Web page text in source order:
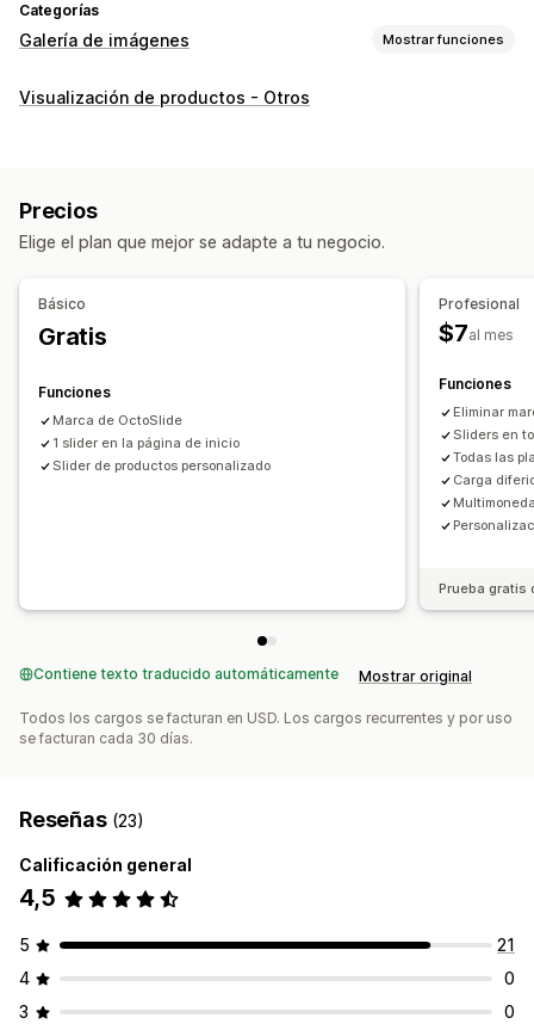
Categorías
Galería de imágenes Mostrar funciones
Tipos de galerías
CSS personalizado
Visualización de productos - Otros
Precios
Elige el plan que mejor se adapte a tu negocio.
Básico
Gratis
Funciones
Marca de OctoSlide
1 slider en la página de inicio
Slider de productos personalizado
Profesional
$7al mes
Funciones
Eliminar
Sliders en
Todas las
Carga
Prueba gratis
Contiene texto traducido automáticamente Mostrar original
Todos los cargos se facturan en USD. Los cargos recurrentes y por uso
se facturan cada 30 días.
Reseñas (23)
Calificación general
4,5
5
21
4
0
3
0